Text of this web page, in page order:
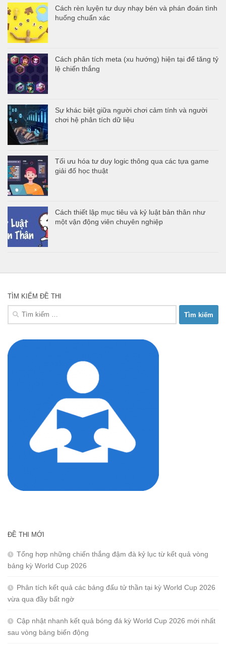
Cách rèn luyện tư duy nhạy bén và phán đoán tình
huống chuẩn xác
Cách phân tích meta (xu hướng) hiện tại để tăng tỷ
lệ chiến thắng
Sự khác biệt giữa người chơi cảm tính và người
chơi hệ phân tích dữ liệu
Tối ưu hóa tư duy logic thông qua các tựa game
giải đố học thuật
Cách thiết lập mục tiêu và kỷ luật bản thân như
một vận động viên chuyên nghiệp
TÌM KIẾM ĐỀ THI
Tìm
kiếm
ĐỀ THI MỚI
Tổng hợp những chiến thắng đậm đà kỷ lục từ kết quả vòng
bảng kỳ World Cup 2026
Phân tích kết quả các bảng đấu tử thần tại kỳ World Cup 2026
vừa qua đầy bất ngờ
Cập nhật nhanh kết quả bóng đá kỳ World Cup 2026 mới nhất
sau vòng bảng biến động